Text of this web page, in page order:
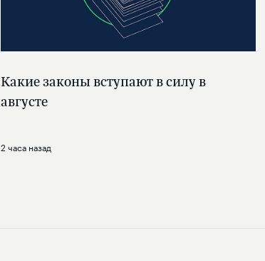
Какие законы вступают в силу в
августе
2 часа назад